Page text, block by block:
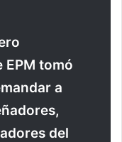
EPM tomó
a
del